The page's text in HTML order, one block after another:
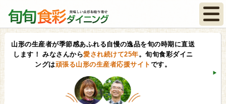
山形の生産者が季節感あふれる自慢の逸品を旬の時期に直送
します！ みなさんから愛され続けて25年。旬旬食彩ダイニ
ングは頑張る山形の生産者応援サイト です。